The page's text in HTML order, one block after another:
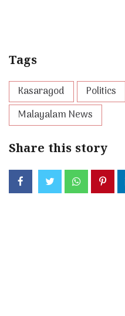
Tags
Kasaragod Politics
Malayalam News
Share this story